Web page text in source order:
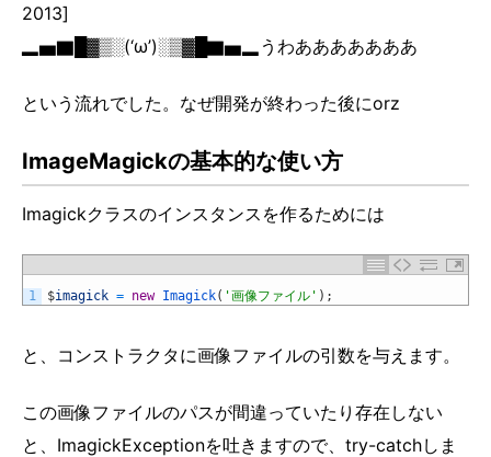
2013]
▂▅▇█▓▒░(‘ω’)░▒▓█▇▅▂うわあああああああ
という流れでした。なぜ開発が終わった後にorz
ImageMagickの基本的な使い方
Imagickクラスのインスタンスを作るためには
1 $imagick = new Imagick( '画像ファイル' ) ;
と、コンストラクタに画像ファイルの引数を与えます。
この画像ファイルのパスが間違っていたり存在しない
と、ImagickExceptionを吐きますので、try-catchしま